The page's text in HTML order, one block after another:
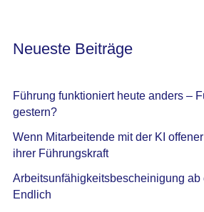
Neueste Beiträge
Führung funktioniert heute anders –
gestern?
Wenn Mitarbeitende mit der KI
ihrer Führungskraft
Arbeitsunfähigkeitsbescheinigung ab
Endlich